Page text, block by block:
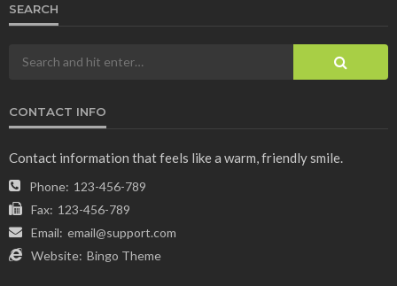
SEARCH
CONTACT INFO
Contact information that feels like a warm, friendly smile.
Phone: 123-456-789
Fax: 123-456-789
Email: email@support.com
Website: Bingo Theme